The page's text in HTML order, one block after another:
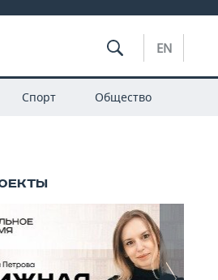
EN
Спорт Общество